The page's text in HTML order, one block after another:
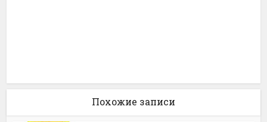
Похожие записи